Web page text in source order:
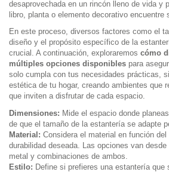
desaprovechada en un rincón lleno de vida y
libro, planta o elemento decorativo encuentre
En este proceso, diversos factores como el
diseño y el propósito específico de la
crucial. A continuación, exploraremos cómo
múltiples opciones disponibles para
solo cumpla con tus necesidades prácticas,
estética de tu hogar, creando ambientes que
que inviten a disfrutar de cada espacio.
Dimensiones: Mide el espacio donde
de que el tamaño de la estantería se adapte
Material: Considera el material en función
durabilidad deseada. Las opciones van
metal y combinaciones de ambos.
Estilo: Define si prefieres una estantería que